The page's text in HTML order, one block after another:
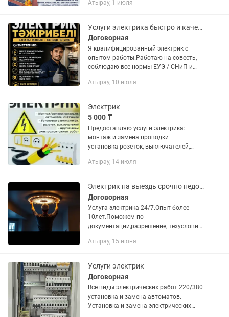
контейнеры, производство. От
Атырау, 1 июля
Услуги электрика быстро и качественно
Договорная
Я квалифицированный электрик с
опытом работы.Работаю на совесть,
соблюдаю все нормы ЕУЭ / СНиП и
инструмент. ⚡ Мои основные
Атырау, 10 июля
Электрик
5 000 ₸
Предоставляю услуги электрика: —
монтаж и замена проводки —
установка розеток, выключателей,
техники — устранение неисправностей
Атырау, 14 июля
Электрик на выездь срочно недорого 24/7Атырау
Договорная
Услуга электрика 24/7.Опыт более
10лет.Поможем по
документации,разрешение, техусловия.
объёмов. 2 перенос, прозвон,
Атырау, 15 июня
Услуги электрик
Договорная
Все виды электрических работ.220/380
установка и замена автоматов.
Установка и замена электрических